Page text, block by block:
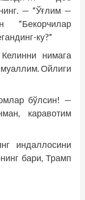
— “Ўғлим —
“Бекорчилар
ку?”
нимага
Ойлиги
бўлсин! —
каравотим
индаллосини
бари, Трамп